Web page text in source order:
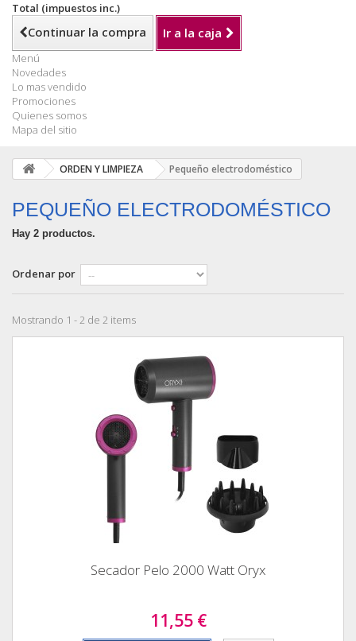
Total (impuestos inc.)
Continuar la compra Ir a la caja
Menú
Novedades
Lo mas vendido
Promociones
Quienes somos
Mapa del sitio
ORDEN Y LIMPIEZA Pequeño electrodoméstico
PEQUEÑO ELECTRODOMÉSTICO
Hay 2 productos.
Ordenar por
Mostrando 1 - 2 de 2 items
Secador Pelo 2000 Watt Oryx
11,55 €